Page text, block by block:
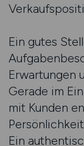
Ein gutes
Erwartungen
Gerade im
mit Kunden
Ein